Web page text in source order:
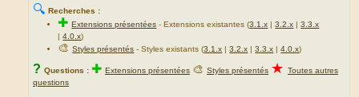
🔍 Recherches :
✚Extensions présentées -Extensions existantes (3.1.x |3.2.x |3.3.x
|4.0.x)
🎨Styles présentés - Styles existants (3.1.x |3.2.x |3.3.x |4.0.x)
? Questions : ✚ Extensions présentées 🎨 Styles présentés ★ Toutes autres
questions